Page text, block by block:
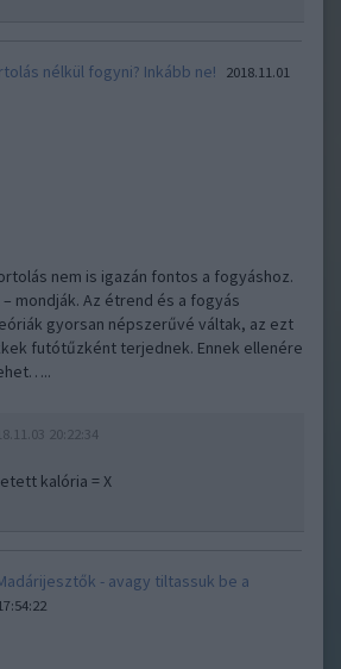
nélkül fogyni? Inkább ne!
2018.11.01
nem is igazán fontos a fogyáshoz.
mondják. Az étrend és a fogyás
gyorsan népszerűvé váltak, az ezt
futótűzként terjednek. Ennek ellenére
20:22:34
kalória = X
- avagy tiltassuk be a